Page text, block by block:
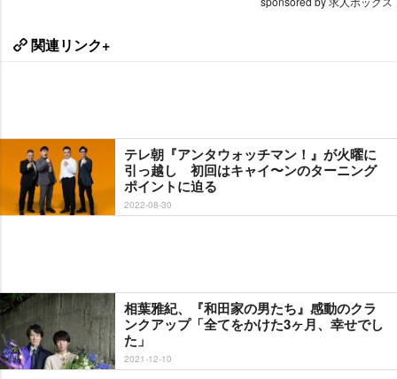
関連リンク+
テレ朝『アンタウォッチマン！』が火曜に
引っ越し 初回はキャイ〜ンのターニング
ポイントに迫る
2022-08-30
相葉雅紀、『和田家の男たち』感動のクラ
ンクアップ「全てをかけた3ヶ月、幸せでし
た」
2021-12-10